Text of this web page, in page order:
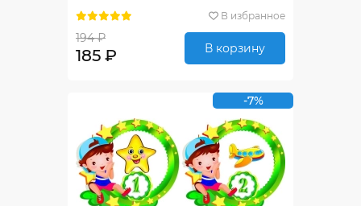
В избранное
194 ₽
185 ₽ В корзину
-7%